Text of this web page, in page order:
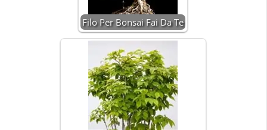
Filo Per Bonsai Fai Da Te